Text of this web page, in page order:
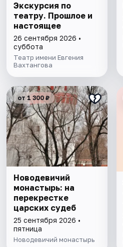
Экскурсия по
театру. Прошлое и
настоящее
26 сентября 2026 •
суббота
Театр имени Евгения
Вахтангова
от 1 300 ₽
Новодевичий
монастырь: на
перекрестке
царских судеб
25 сентября 2026 •
пятница
Новодевичий монастырь